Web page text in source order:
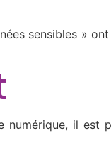
sensibles »
il est